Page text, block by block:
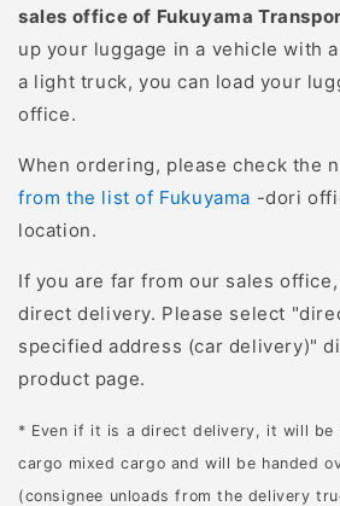
ストでは音が鳴るので注
意が必要です。内部にフ
リース素材をはじめとす
る繊維質の衣類を着用す
ることで、音の発生を防
ぐ効果に期待ができま
す。 音に敏感な動物に対
類の相性も確認をしてか
ら着用してください。 帽
子 猟友会に所属している
方ならば、ハンティング
ベストと同じくブライト
オレンジの帽子が支給さ
れています。狩猟者は動
sales office of Fukuyama
up your luggage in a vehicle with
a light truck, you can load your
office.
When ordering, please check the
from the list of Fukuyama -dori
location.
If you are far from our sales
direct delivery. Please select
specified address (car delivery)"
product page.
* Even if it is a direct delivery, it will be
cargo mixed cargo and will be handed
(consignee unloads from the delivery